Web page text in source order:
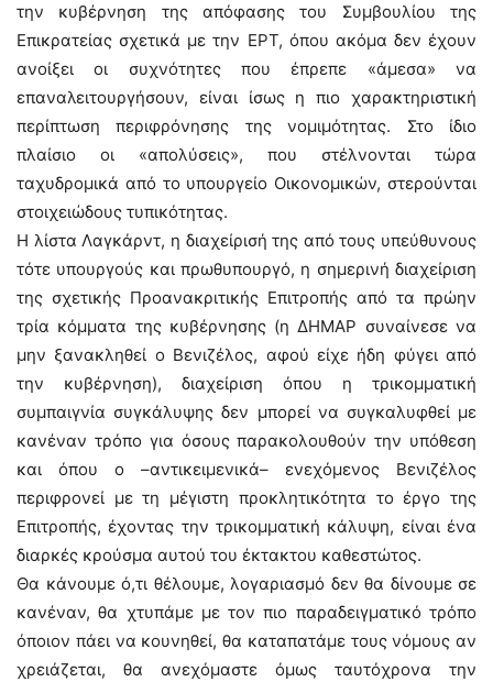
την κυβέρνηση της απόφασης του Συμβουλίου της
Επικρατείας σχετικά με την ΕΡΤ, όπου ακόμα δεν έχουν
ανοίξει οι συχνότητες που έπρεπε «άμεσα» να
επαναλειτουργήσουν, είναι ίσως η πιο χαρακτηριστική
περίπτωση περιφρόνησης της νομιμότητας. Στο ίδιο
πλαίσιο οι «απολύσεις», που στέλνονται τώρα
ταχυδρομικά από το υπουργείο Οικονομικών, στερούνται
στοιχειώδους τυπικότητας.
Η λίστα Λαγκάρντ, η διαχείρισή της από τους υπεύθυνους
τότε υπουργούς και πρωθυπουργό, η σημερινή διαχείριση
της σχετικής Προανακριτικής Επιτροπής από τα πρώην
τρία κόμματα της κυβέρνησης (η ΔΗΜΑΡ συναίνεσε να
μην ξανακληθεί ο Βενιζέλος, αφού είχε ήδη φύγει από
την κυβέρνηση), διαχείριση όπου η τρικομματική
συμπαιγνία συγκάλυψης δεν μπορεί να συγκαλυφθεί με
κανέναν τρόπο για όσους παρακολουθούν την υπόθεση
και όπου ο –αντικειμενικά– ενεχόμενος Βενιζέλος
περιφρονεί με τη μέγιστη προκλητικότητα το έργο της
Επιτροπής, έχοντας την τρικομματική κάλυψη, είναι ένα
διαρκές κρούσμα αυτού του έκτακτου καθεστώτος.
Θα κάνουμε ό,τι θέλουμε, λογαριασμό δεν θα δίνουμε σε
κανέναν, θα χτυπάμε με τον πιο παραδειγματικό τρόπο
όποιον πάει να κουνηθεί, θα καταπατάμε τους νόμους αν
χρειάζεται, θα ανεχόμαστε όμως ταυτόχρονα την